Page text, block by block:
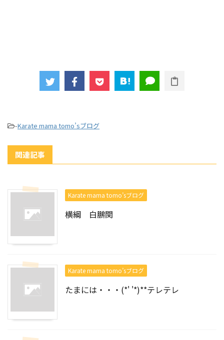
-Karate mama tomo’sブログ
関連記事
Karate mama tomo’sブログ
横綱 白鵬関
Karate mama tomo’sブログ
たまには・・・(*' '*)**テレテレ